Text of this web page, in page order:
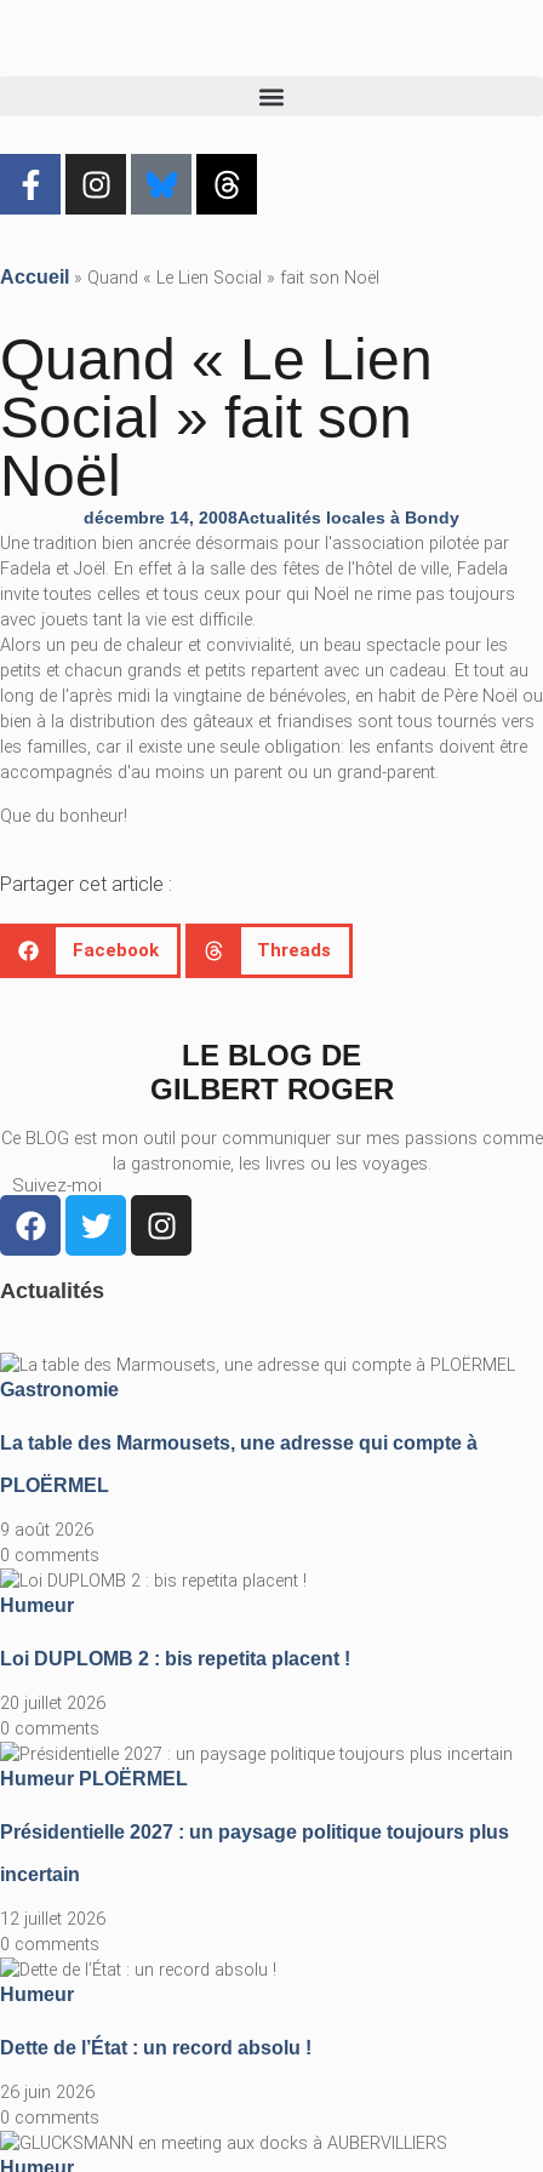
Accueil » Quand « Le Lien Social » fait son Noël
Quand « Le Lien
Social » fait son
Noël
décembre 14, 2008Actualités locales à Bondy
Une tradition bien ancrée désormais pour l'association pilotée par
Fadela et Joël. En effet à la salle des fêtes de l'hôtel de ville, Fadela
invite toutes celles et tous ceux pour qui Noël ne rime pas toujours
avec jouets tant la vie est difficile.
Alors un peu de chaleur et convivialité, un beau spectacle pour les
petits et chacun grands et petits repartent avec un cadeau. Et tout au
long de l'après midi la vingtaine de bénévoles, en habit de Père Noël ou
bien à la distribution des gâteaux et friandises sont tous tournés vers
les familles, car il existe une seule obligation: les enfants doivent être
accompagnés d'au moins un parent ou un grand-parent.
Que du bonheur!
Partager cet article :
Facebook Threads
LE BLOG DE
GILBERT ROGER
Ce BLOG est mon outil pour communiquer sur mes passions comme
la gastronomie, les livres ou les voyages.
Suivez-moi
Actualités
Gastronomie
La table des Marmousets, une adresse qui compte à
PLOËRMEL
9 août 2026
0 comments
Humeur
Loi DUPLOMB 2 : bis repetita placent !
20 juillet 2026
0 comments
Humeur PLOËRMEL
Présidentielle 2027 : un paysage politique toujours plus
incertain
12 juillet 2026
0 comments
Humeur
Dette de l’État : un record absolu !
26 juin 2026
0 comments